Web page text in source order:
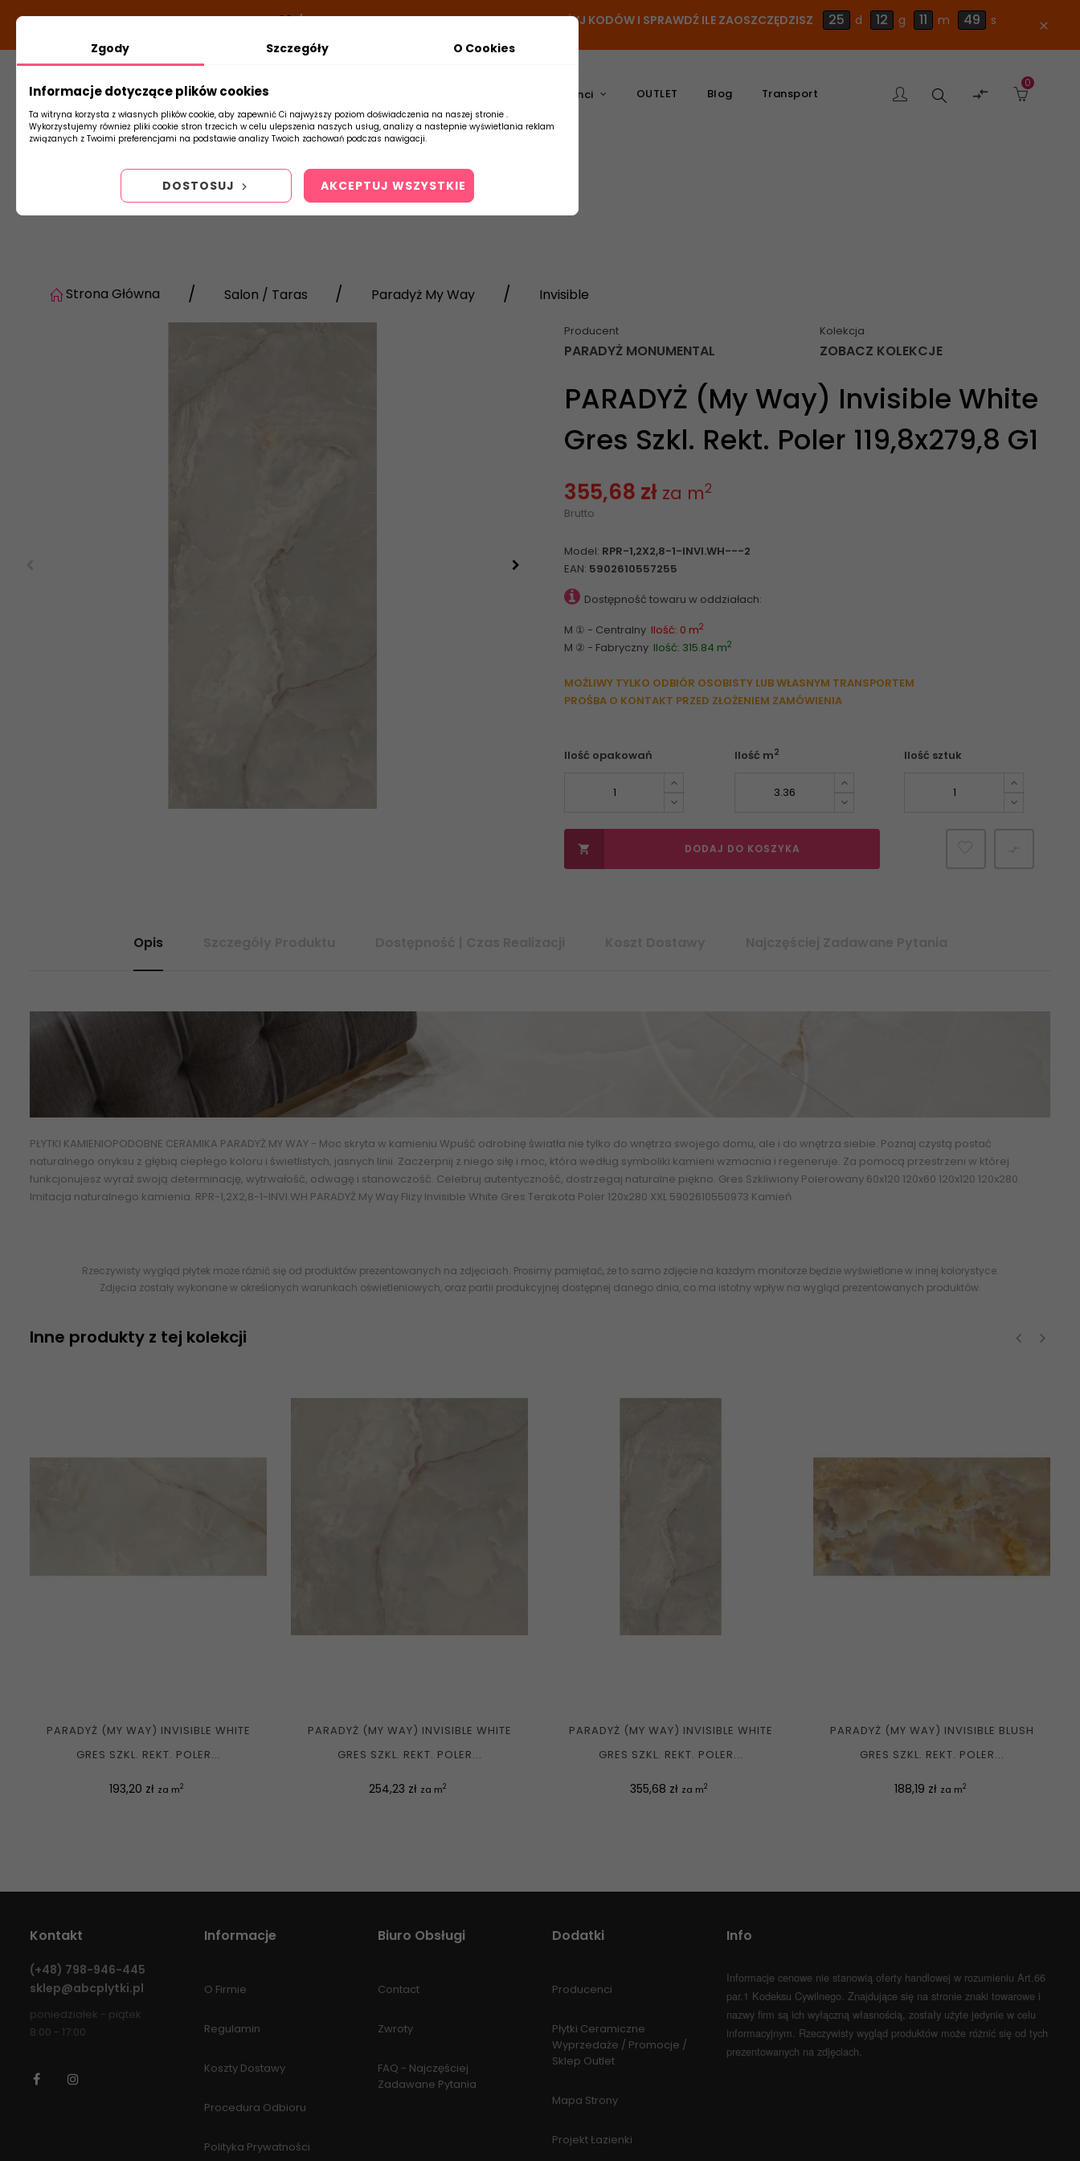
DODATKOWY RABAT Z KODEM:NEWLOOK26/TUBADZIN- DODAJ PRODUKT DO KOSZYKA, UŻYJ KODÓW I SPRAWDŹ ILE ZAOSZCZĘDZISZ 25 d 12 g 11 m 48 s close
Płytki Producenci OUTLET Blog Transport Szukaj 
0
Strona Główna Salon / Taras Paradyż My Way Invisible
Producent
PARADYŻ MONUMENTAL
Kolekcja
ZOBACZ KOLEKCJE
PARADYŻ (My Way) Invisible White
Gres Szkl. Rekt. Poler 119,8x279,8 G1
355,68 zł za m2
Brutto
Model: RPR-1,2X2,8-1-INVI.WH---2
EAN: 5902610557255
Dostępność towaru w oddziałach:
M ① - Centralny Ilość: 0 m2
M ② - Fabryczny Ilość: 315.84 m2
MOŻLIWY TYLKO ODBIÓR OSOBISTY LUB WŁASNYM TRANSPORTEM
PROŚBA O KONTAKT PRZED ZŁOŻENIEM ZAMÓWIENIA
Ilość opakowań Ilość m2 Ilość sztuk
 DODAJ DO KOSZYKA
Opis
PŁYTKI KAMIENIOPODOBNE CERAMIKA PARADYŻ MY WAY - Moc skryta w kamieniu Wpuść odrobinę światła nie tylko do wnętrza swojego domu, ale i do wnętrza siebie. Poznaj czystą postać
naturalnego onyksu z głębią ciepłego koloru i świetlistych, jasnych linii. Zaczerpnij z niego siłę i moc, która według symboliki kamieni wzmacnia i regeneruje. Za pomocą przestrzeni w której
funkcjonujesz wyraź swoją determinację, wytrwałość, odwagę i stanowczość. Celebruj autentyczność, dostrzegaj naturalne piękno. Gres Szkliwiony Polerowany 60x120 120x60 120x120 120x280.
Imitacja naturalnego kamienia. RPR-1,2X2,8-1-INVI.WH PARADYŻ My Way Flizy Invisible White Gres Terakota Poler 120x280 XXL 5902610550973 Kamień
Rzeczywisty wygląd płytek może różnić się od produktów prezentowanych na zdjęciach. Prosimy pamiętać, że to samo zdjęcie na każdym monitorze będzie wyświetlone w innej kolorystyce.
Zdjęcia zostały wykonane w określonych warunkach oświetleniowych, oraz partii produkcyjnej dostępnej danego dnia, co ma istotny wpływ na wygląd prezentowanych produktów.
Inne produkty z tej kolekcji
PARADYŻ (MY WAY) INVISIBLE WHITE
GRES SZKL. REKT. POLER...
Cena
193,20 zł za m2
PARADYŻ (MY WAY) INVISIBLE WHITE
GRES SZKL. REKT. POLER...
Cena
254,23 zł za m2
PARADYŻ (MY WAY) INVISIBLE WHITE
GRES SZKL. REKT. POLER...
Cena
355,68 zł za m2
PARADYŻ (MY WAY) INVISIBLE BLUSH
GRES SZKL. REKT. POLER...
Cena
188,19 zł za m2
Kontakt
(+48) 798-946-445
sklep@abcplytki.pl
poniedziałek - piątek
8:00 - 17:00
Facebook
Informacje
O Firmie
Regulamin
Koszty Dostawy
Procedura Odbioru
Polityka Prywatności
Biuro Obsługi
Contact
Zwroty
FAQ - Najczęściej
Zadawane Pytania
Dodatki
Producenci
Płytki Ceramiczne
Wyprzedaże / Promocje /
Sklep Outlet
Mapa Strony
Projekt Łazienki
Info
Informacje cenowe nie stanowią oferty handlowej w rozumieniu Art.66
par.1 Kodeksu Cywilnego. Znajdujące się na stronie znaki towarowe i
nazwy firm są ich wyłączną własnością, zostały użyte jedynie w celu
informacyjnym. Rzeczywisty wygląd produktów może różnić się od tych
prezentowanych na zdjęciach.
Zgody Szczegóły O Cookies
Informacje dotyczące plików cookies
Ta witryna korzysta z własnych plików cookie, aby zapewnić Ci najwyższy poziom doświadczenia na naszej stronie .
Wykorzystujemy również pliki cookie stron trzecich w celu ulepszenia naszych usług, analizy a nastepnie wyświetlania reklam
związanych z Twoimi preferencjami na podstawie analizy Twoich zachowań podczas nawigacji.
DOSTOSUJ AKCEPTUJ WSZYSTKIE